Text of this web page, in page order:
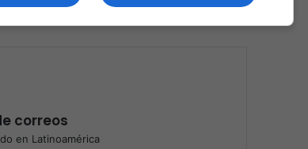
correos
en Latinoamérica